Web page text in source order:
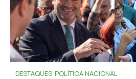
DESTAQUES POLÍTICA NACIONAL